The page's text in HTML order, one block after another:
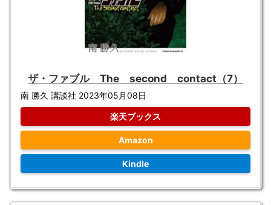
ザ・ファブル The second contact（7）
南 勝久 講談社 2023年05月08日
楽天ブックス
Amazon
Kindle